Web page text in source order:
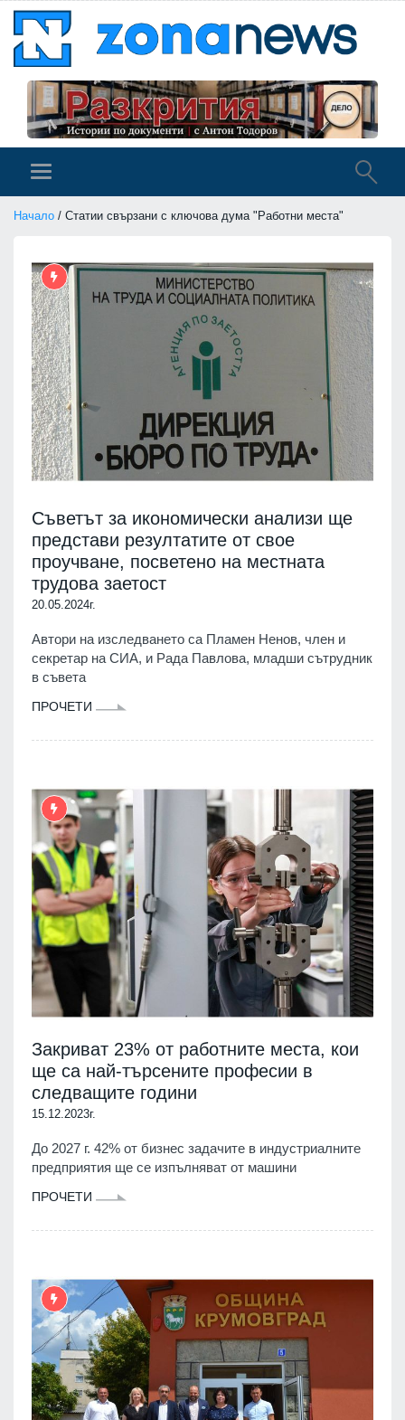
Начало / Статии свързани с ключова дума "Работни места"
Съветът за икономически анализи ще
представи резултатите от свое
проучване, посветено на местната
трудова заетост
20.05.2024г.
Автори на изследването са Пламен Ненов, член и
секретар на СИА, и Рада Павлова, младши сътрудник
в съвета
ПРОЧЕТИ
Закриват 23% от работните места, кои
ще са най-търсените професии в
следващите години
15.12.2023г.
До 2027 г. 42% от бизнес задачите в индустриалните
предприятия ще се изпълняват от машини
ПРОЧЕТИ